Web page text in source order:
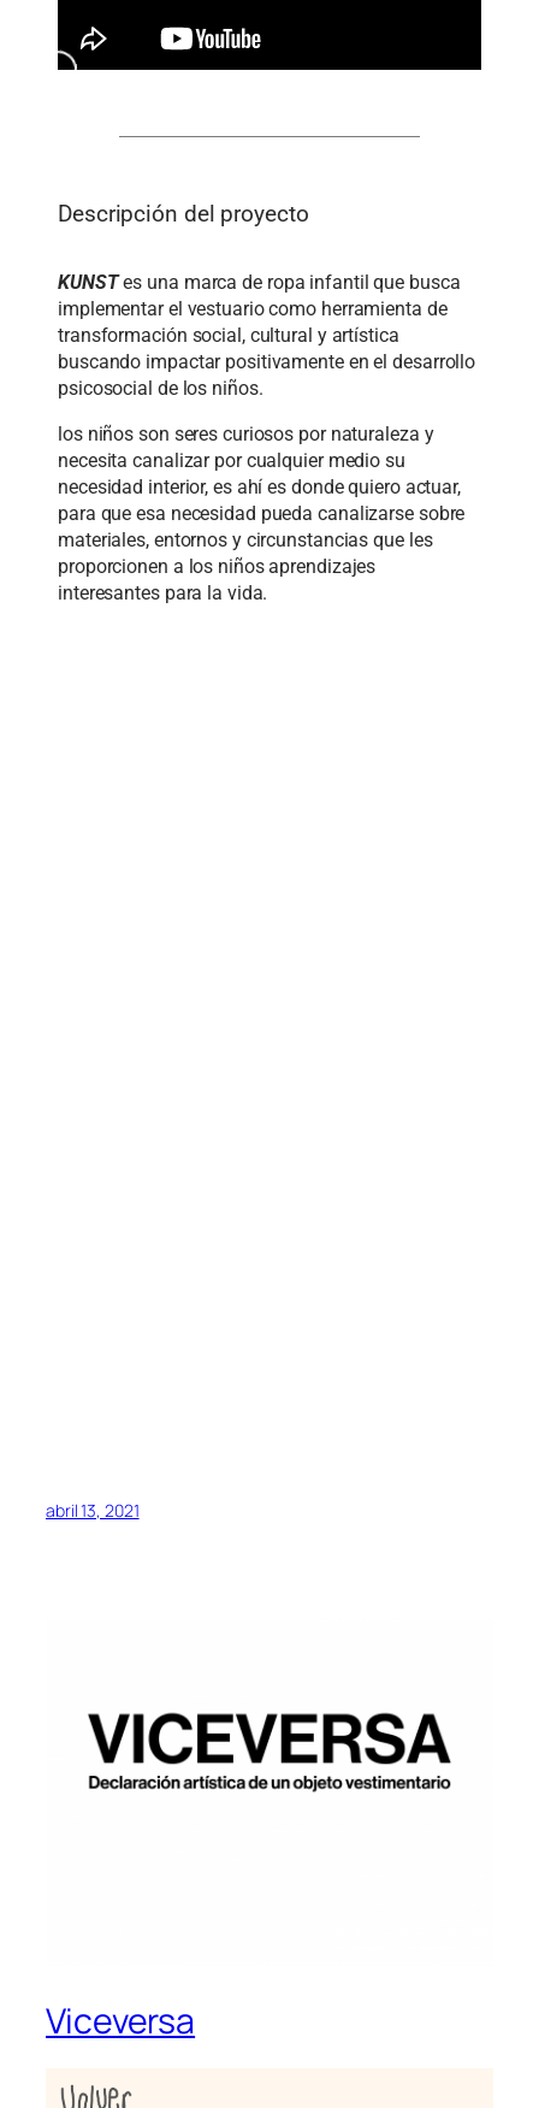
Descripción del proyecto
KUNST es una marca de ropa infantil que busca
implementar el vestuario como herramienta de
transformación social, cultural y artística
buscando impactar positivamente en el desarrollo
psicosocial de los niños.
los niños son seres curiosos por naturaleza y
necesita canalizar por cualquier medio su
necesidad interior, es ahí es donde quiero actuar,
para que esa necesidad pueda canalizarse sobre
materiales, entornos y circunstancias que les
proporcionen a los niños aprendizajes
interesantes para la vida.
abril 13, 2021
Viceversa